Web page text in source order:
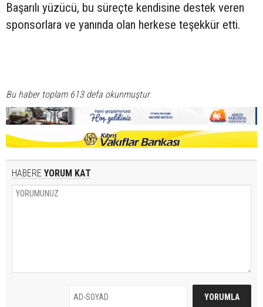
Başarılı yüzücü, bu süreçte kendisine destek veren
sponsorlara ve yanında olan herkese teşekkür etti.
Bu haber toplam 613 defa okunmuştur
HABERE YORUM KAT